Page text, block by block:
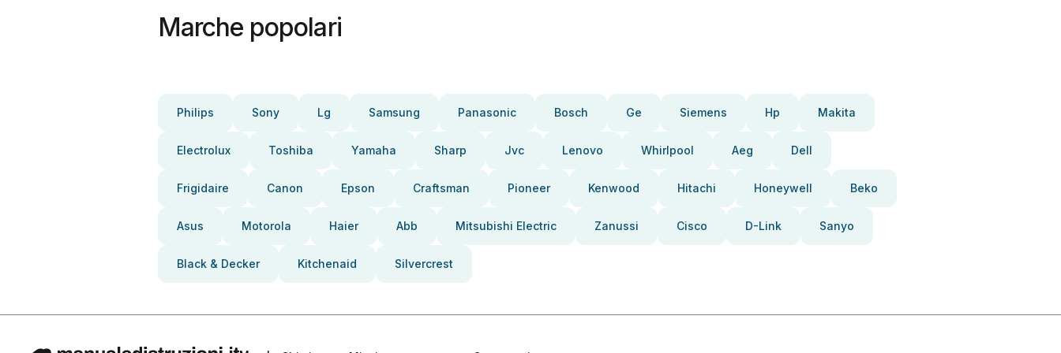
Marche popolari
Philips Sony Lg Samsung Panasonic Bosch Ge Siemens Hp Makita
Electrolux Toshiba Yamaha Sharp Jvc Lenovo Whirlpool Aeg Dell
Frigidaire Canon Epson Craftsman Pioneer Kenwood Hitachi Honeywell Beko
Asus Motorola Haier Abb Mitsubishi Electric Zanussi Cisco D-Link Sanyo
Black & Decker Kitchenaid Silvercrest